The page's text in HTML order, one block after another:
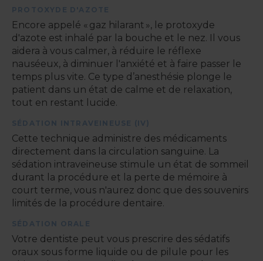
PROTOXYDE D'AZOTE
Encore appelé « gaz hilarant », le protoxyde
d'azote est inhalé par la bouche et le nez. Il vous
aidera à vous calmer, à réduire le réflexe
nauséeux, à diminuer l'anxiété et à faire passer le
temps plus vite. Ce type d’anesthésie plonge le
patient dans un état de calme et de relaxation,
tout en restant lucide.
SÉDATION INTRAVEINEUSE (IV)
Cette technique administre des médicaments
directement dans la circulation sanguine. La
sédation intraveineuse stimule un état de sommeil
durant la procédure et la perte de mémoire à
court terme, vous n'aurez donc que des souvenirs
limités de la procédure dentaire.
SÉDATION ORALE
Votre dentiste peut vous prescrire des sédatifs
oraux sous forme liquide ou de pilule pour les